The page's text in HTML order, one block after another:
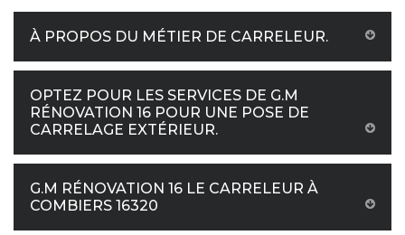
À PROPOS DU MÉTIER DE CARRELEUR.
OPTEZ POUR LES SERVICES DE G.M
RÉNOVATION 16 POUR UNE POSE DE
CARRELAGE EXTÉRIEUR.
G.M RÉNOVATION 16 LE CARRELEUR À
COMBIERS 16320